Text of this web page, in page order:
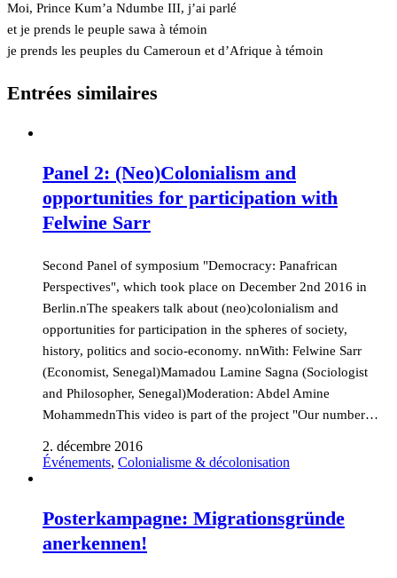
Moi, Prince Kum’a Ndumbe III, j’ai parlé
et je prends le peuple sawa à témoin
je prends les peuples du Cameroun et d’Afrique à témoin
Entrées similaires
Panel 2: (Neo)Colonialism and
opportunities for participation with
Felwine Sarr
Second Panel of symposium "Democracy: Panafrican
Perspectives", which took place on December 2nd 2016 in
Berlin.nThe speakers talk about (neo)colonialism and
opportunities for participation in the spheres of society,
history, politics and socio-economy. nnWith: Felwine Sarr
(Economist, Senegal)Mamadou Lamine Sagna (Sociologist
and Philosopher, Senegal)Moderation: Abdel Amine
MohammednThis video is part of the project "Our number…
2. décembre 2016
Événements, Colonialisme & décolonisation
Posterkampagne: Migrationsgründe
anerkennen!